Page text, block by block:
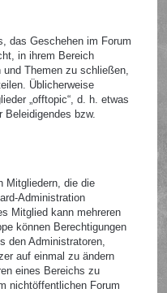
das Geschehen im Forum
in ihrem Bereich
und Themen zu schließen,
Üblicherweise
„offtopic“, d. h. etwas
Beleidigendes bzw.
Mitgliedern, die die
Administration
Mitglied kann mehreren
können Berechtigungen
den Administratoren,
auf einmal zu ändern
eines Bereichs zu
nichtöffentlichen Forum